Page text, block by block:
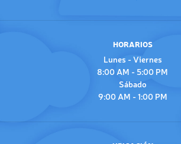
HORARIOS
Lunes - Viernes
8:00 AM - 5:00 PM
Sábado
9:00 AM - 1:00 PM